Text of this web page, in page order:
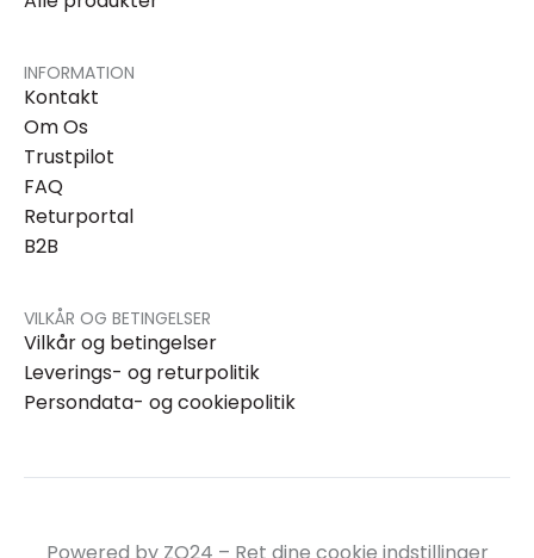
INFORMATION
Kontakt
Om Os
Trustpilot
FAQ
Returportal
B2B
VILKÅR OG BETINGELSER
Vilkår og betingelser
Leverings- og returpolitik
Persondata- og cookiepolitik
Powered by ZO24 – Ret dine cookie indstillinger